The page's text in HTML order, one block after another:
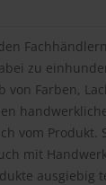
zu
Farben,
vom Produkt.
mit
ausgiebig